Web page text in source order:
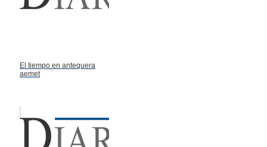
El tiempo en antequera
aemet